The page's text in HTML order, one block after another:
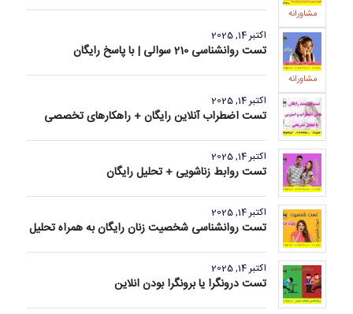
مشاورانه
مشاورانه
اکتبر 14, 2025
تست روانشناسی 210 سوالی | با پاسخ رایگان
اکتبر 14, 2025
تست اضطراب آنلاین رایگان + راهکارهای تخصصی
اکتبر 14, 2025
تست روابط زناشویی + تحلیل رایگان
اکتبر 14, 2025
تست روانشناسی شخصیت زنان رایگان به همراه تحلیل
اکتبر 14, 2025
تست درونگرا یا برونگرا بودن انلاین